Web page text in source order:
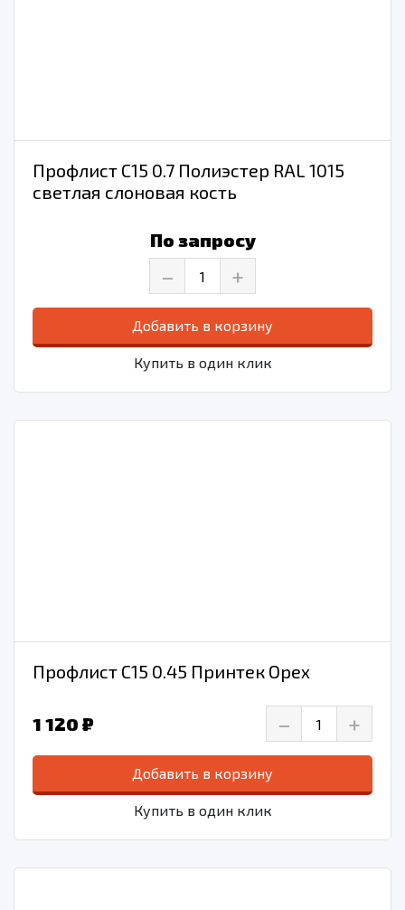
Профлист С15 0.7 Полиэстер RAL 1015
светлая слоновая кость
По запросу
– +
Добавить в корзину
Купить в один клик
Профлист С15 0.45 Принтек Орех
1 120 ₽ – +
Добавить в корзину
Купить в один клик